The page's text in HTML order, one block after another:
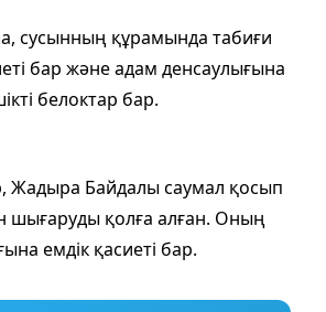
сусынның құрамында табиғи
бар және адам денсаулығына
белоктар бар.
Жадыра Байдалы саумал қосып
шығаруды қолға алған. Оның
емдік қасиеті бар.